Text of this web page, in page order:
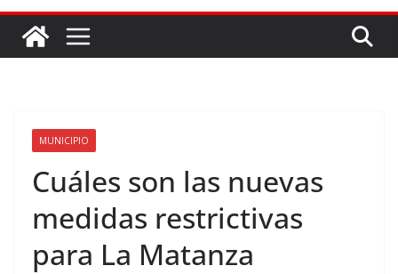
MUNICIPIO
Cuáles son las nuevas
medidas restrictivas
para La Matanza